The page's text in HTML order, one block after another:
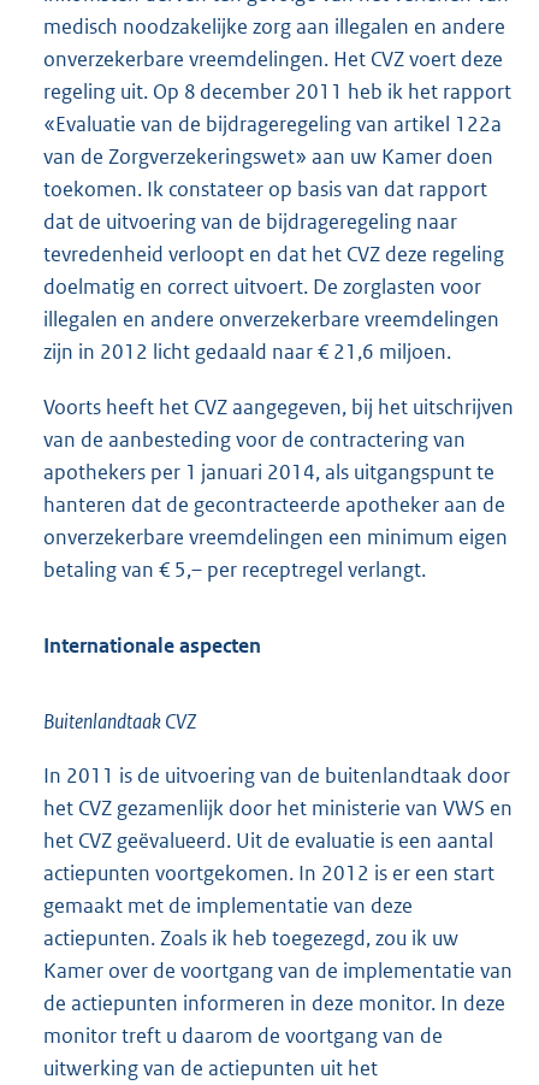
medisch noodzakelijke zorg aan illegalen en andere
onverzekerbare vreemdelingen. Het CVZ voert deze
regeling uit. Op 8 december 2011 heb ik het rapport
«Evaluatie van de bijdrageregeling van artikel 122a
van de Zorgverzekeringswet» aan uw Kamer doen
toekomen. Ik constateer op basis van dat rapport
dat de uitvoering van de bijdrageregeling naar
tevredenheid verloopt en dat het CVZ deze regeling
doelmatig en correct uitvoert. De zorglasten voor
illegalen en andere onverzekerbare vreemdelingen
zijn in 2012 licht gedaald naar € 21,6 miljoen.
Voorts heeft het CVZ aangegeven, bij het uitschrijven
van de aanbesteding voor de contractering van
apothekers per 1 januari 2014, als uitgangspunt te
hanteren dat de gecontracteerde apotheker aan de
onverzekerbare vreemdelingen een minimum eigen
betaling van € 5,– per receptregel verlangt.
Internationale aspecten
Buitenlandtaak CVZ
In 2011 is de uitvoering van de buitenlandtaak door
het CVZ gezamenlijk door het ministerie van VWS en
het CVZ geëvalueerd. Uit de evaluatie is een aantal
actiepunten voortgekomen. In 2012 is er een start
gemaakt met de implementatie van deze
actiepunten. Zoals ik heb toegezegd, zou ik uw
Kamer over de voortgang van de implementatie van
de actiepunten informeren in deze monitor. In deze
monitor treft u daarom de voortgang van de
uitwerking van de actiepunten uit het